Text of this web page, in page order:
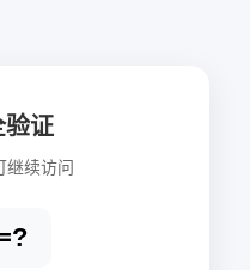
验证
继续访问